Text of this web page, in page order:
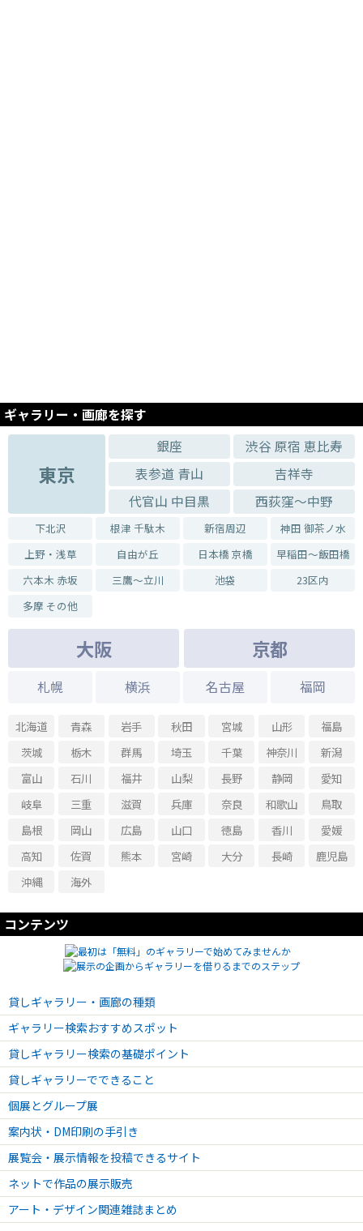
ギャラリー・画廊を探す
東京
銀座
渋谷 原宿 恵比寿
表参道 青山
吉祥寺
代官山 中目黒
西荻窪～中野
下北沢 根津 千駄木 新宿周辺
神田 御茶ノ水
上野・浅草
自由が丘 日本橋 京橋
早稲田～飯田橋
六本木 赤坂
三鷹～立川 池袋
23区内
多摩 その他
大阪 京都
札幌 横浜 名古屋 福岡
北海道 青森 岩手 秋田 宮城 山形
福島
茨城
栃木 群馬 埼玉 千葉 神奈川
新潟
富山
石川 福井 山梨 長野 静岡
愛知
岐阜
三重 滋賀 兵庫 奈良 和歌山
鳥取
島根
岡山 広島 山口 徳島 香川
愛媛
高知
佐賀 熊本 宮崎 大分 長崎
鹿児島
沖縄
海外
コンテンツ
貸しギャラリー・画廊の種類
ギャラリー検索おすすめスポット
貸しギャラリー検索の基礎ポイント
貸しギャラリーでできること
個展とグループ展
案内状・DM印刷の手引き
展覧会・展示情報を投稿できるサイト
ネットで作品の展示販売
アート・デザイン関連雑誌まとめ